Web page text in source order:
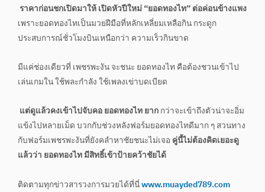
ราคาก่อนชกเปิดมาให้ เปิดหัวปีใหม่ “ยอดทองไท” ต่อค่อนข้างแพง
เพราะยอดทองไทเป็นมวยฝีมือที่หลักเหลี่ยมเหลือกิน กระดูก
ประสบการณ์ชั่วโมงบินเหนือกว่า ความเร็วกินขาด
มีแค่ช่องเดียวที่ เพชรพะงัน จะชนะ ยอดทองไท คือต้องชวนเข้าไป
เล่นเกมใน ใช้พละกำลัง ใช้เพลงเข่าบดเบียด
แต่ดูแล้วคงเข้าไปจับคอ ยอดทองไท ยากกว่าจะเข้าถึงตัวน่าจะอิ่ม
แข้งไปหลายเม็ด บวกกับช่วงหลังฟอร์มยอดทองไทดีมาก ๆ สวนทาง
กับฟอร์มเพชรพะงันที่ยังคลำหาชัยชนะไม่เจอ คู่นี้ไม่ต้องคิดเยอะดู
แล้วว่า ยอดทองไท มีสิทธิ์เข้าป้ายคว้าชัยได้
ติดตามทุกข่าวสารวงการมวยได้ที่นี่www.muayded789.com